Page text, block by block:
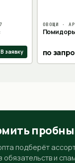
В заявку
ОВОЩИ ·
по
подберёт
обязательств и